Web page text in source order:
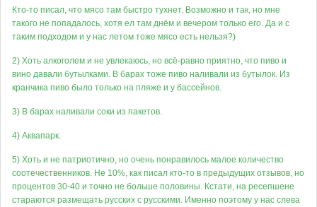
Кто-то писал, что мясо там быстро тухнет. Возможно и так, но мне
такого не попадалось, хотя ел там днём и вечером только его. Да и с
таким подходом и у нас летом тоже мясо есть нельзя?)
2) Хоть алкоголем и не увлекаюсь, но всё-равно приятно, что пиво и
вино давали бутылками. В барах тоже пиво наливали из бутылок. Из
кранчика пиво было только на пляже и у бассейнов.
3) В барах наливали соки из пакетов.
4) Аквапарк.
5) Хоть и не патриотично, но очень понравилось малое количество
соотечественников. Не 10%, как писал кто-то в предыдущих отзывов, но
процентов 30-40 и точно не больше половины. Кстати, на ресепшене
стараются размещать русских с русскими. Именно поэтому у нас слева